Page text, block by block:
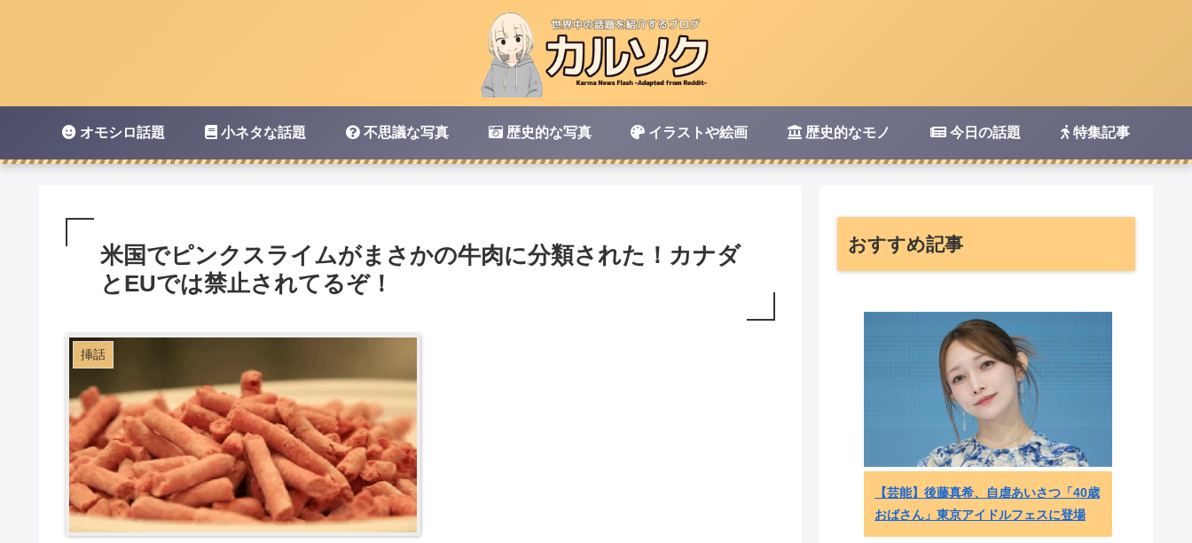
オモシロ話題 小ネタな話題 不思議な写真 歴史的な写真 イラストや絵画 歴史的なモノ 今日の話題 特集記事
米国でピンクスライムがまさかの牛肉に分類された！カナダ
とEUでは禁止されてるぞ！
挿話
おすすめ記事
【芸能】後藤真希、自虐あいさつ「40歳
おばさん」東京アイドルフェスに登場